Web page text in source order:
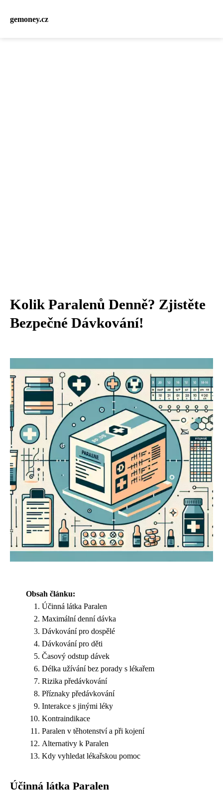
gemoney.cz
Kolik Paralenů Denně? Zjistěte
Bezpečné Dávkování!
Obsah článku:
Účinná látka Paralen
Maximální denní dávka
Dávkování pro dospělé
Dávkování pro děti
Časový odstup dávek
Délka užívání bez porady s lékařem
Rizika předávkování
Příznaky předávkování
Interakce s jinými léky
Kontraindikace
Paralen v těhotenství a při kojení
Alternativy k Paralen
Kdy vyhledat lékařskou pomoc
Účinná látka Paralen